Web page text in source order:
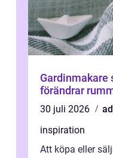
Gardinmakare skåne
förändrar
30 juli 2026
inspiration
Att köpa eller